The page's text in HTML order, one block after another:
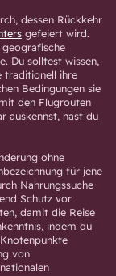
dessen Rückkehr
gefeiert wird.
Du solltest wissen,
traditionell ihre
Bedingungen sie
den Flugrouten
auskennst, hast du
ohne
für jene
Nahrungssuche
Schutz vor
damit die Reise
indem du
von